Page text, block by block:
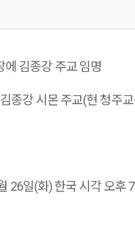
김종강 주교 임명
종강 시몬 주교(현 청주
26일(화) 한국 시각 오후